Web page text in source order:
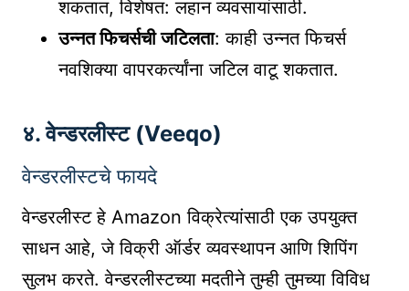
शकतात, विशेषत: लहान व्यवसायांसाठी.
उन्नत फिचर्सची जटिलता: काही उन्नत फिचर्स
नवशिक्या वापरकर्त्यांना जटिल वाटू शकतात.
४. वेन्डरलीस्ट (Veeqo)
वेन्डरलीस्टचे फायदे
वेन्डरलीस्ट हे Amazon विक्रेत्यांसाठी एक उपयुक्त
साधन आहे, जे विक्री ऑर्डर व्यवस्थापन आणि शिपिंग
सुलभ करते. वेन्डरलीस्टच्या मदतीने तुम्ही तुमच्या विविध